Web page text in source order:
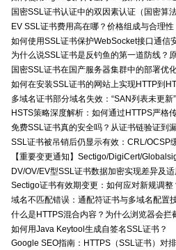
国密SSL证书认证中的双因素认证（国密算
EV SSL证书费用高在哪？价格组成与合理性
如何使用SSL证书保护WebSocket接口通信
为什么说SSL证书是反钓鱼的第一道防线？
国密SSL证书在国产服务器集群中的部署优
如何在安装SSL证书的网站上实现HTTP到
多域名证书部分域名失效：“SAN列表未更新
HSTS策略深度解析：如何通过HTTPS严格
免费SSL证书真的安全吗？从证书链验证到
SSL证书被吊销后仍显示有效：CRL/OCSP
【重要变更通知】Sectigo/DigiCert/
DV/OV/EV型SSL证书数据加密实现差异及
Sectigo证书有效期变更：如何应对新规调整
域名不匹配错误：通配符证书与多域名配置
什么是HTTPS混合内容？为什么浏览器会拦
如何用Java Keytool生成自签名SSL证书？
Google SEO指南：HTTPS（SSL证书）对